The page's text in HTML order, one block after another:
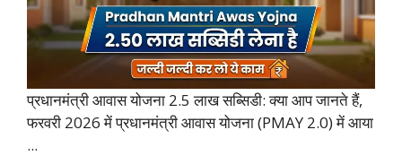
प्रधानमंत्री आवास योजना 2.5 लाख सब्सिडी: क्या आप जानते हैं,
फरवरी 2026 में प्रधानमंत्री आवास योजना (PMAY 2.0) में आया
...